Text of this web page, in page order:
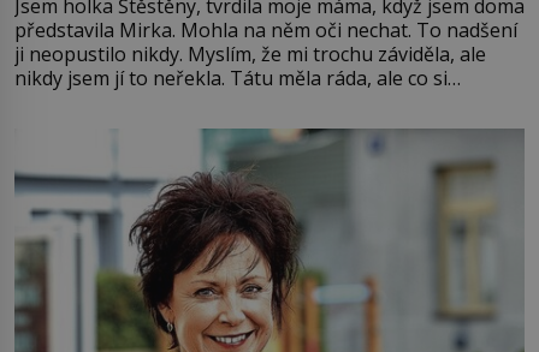
Jsem holka Štěstěny, tvrdila moje máma, když jsem doma
představila Mirka. Mohla na něm oči nechat. To nadšení
ji neopustilo nikdy. Myslím, že mi trochu záviděla, ale
nikdy jsem jí to neřekla. Tátu měla ráda, ale co si
Jsme spolu moc rádi Tehdy byla jiná doba, když